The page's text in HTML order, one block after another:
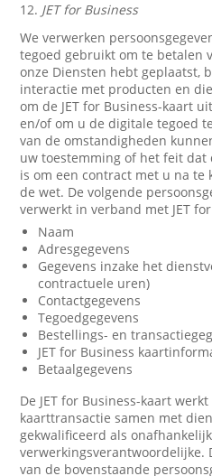
12. JET for Business
We verwerken
tegoed gebruikt om te betalen
onze Diensten hebt geplaatst,
interactie met producten en
om de JET for Business-kaart
en/of om u de digitale tegoed
van de omstandigheden
uw toestemming of het feit dat
is om een contract met u na te
de wet. De volgende
verwerkt in verband met JET
Naam
Adresgegevens
Gegevens inzake het
contractuele uren)
Contactgegevens
Tegoedgegevens
Bestellings- en
JET for Business
Betaalgegevens
De JET for Business-kaart
kaarttransactie samen met
gekwalificeerd als
verwerkingsverantwoordelijke.
van de bovenstaande